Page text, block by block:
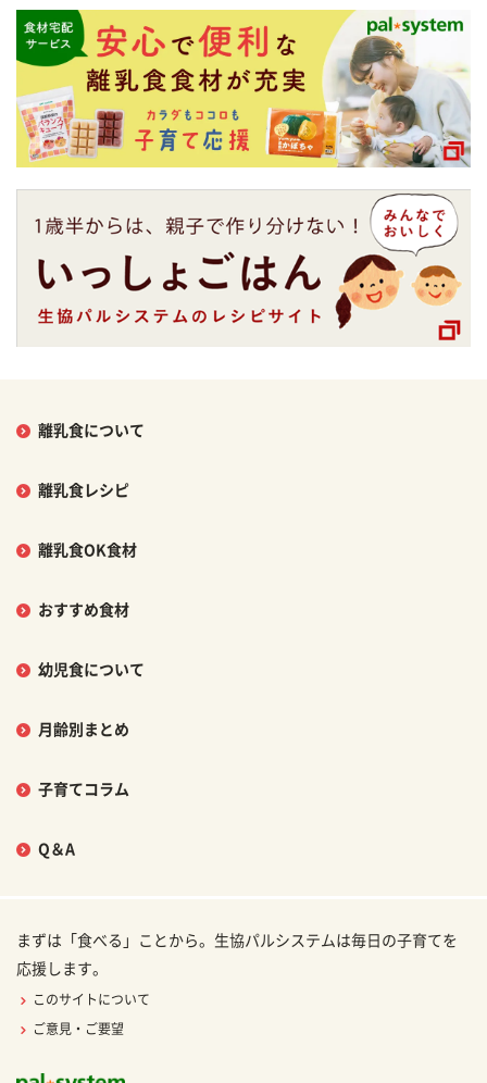
離乳食について
離乳食レシピ
離乳食OK食材
おすすめ食材
幼児食について
月齢別まとめ
子育てコラム
Q＆A
まずは「食べる」ことから。生協パルシステムは毎日の子育てを
応援します。
このサイトについて
ご意見・ご要望